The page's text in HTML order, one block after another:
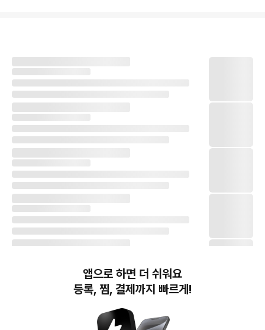
앱으로 하면 더 쉬워요
등록, 찜, 결제까지 빠르게!